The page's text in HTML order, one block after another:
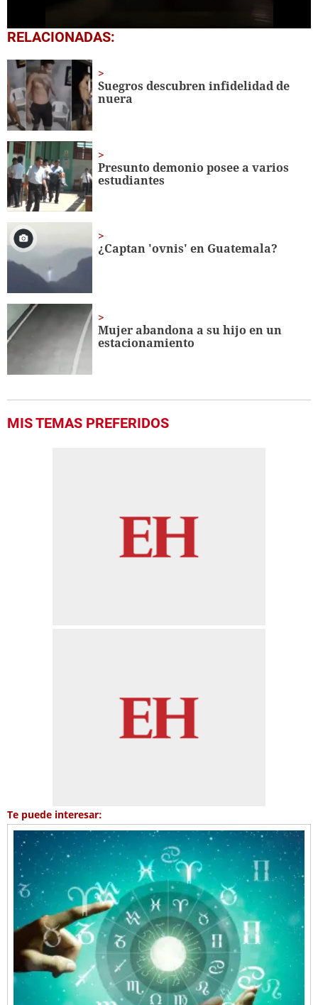
0
seconds
minute,
15
seconds
RELACIONADAS:
Suegros descubren infidelidad de
nuera
Presunto demonio posee a varios
estudiantes
¿Captan 'ovnis' en Guatemala?
Mujer abandona a su hijo en un
estacionamiento
MIS TEMAS PREFERIDOS
Te puede interesar: